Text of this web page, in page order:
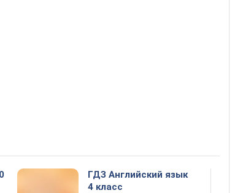
ГДЗ Английский язык
4 класс